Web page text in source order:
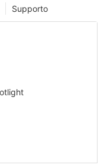
Supporto